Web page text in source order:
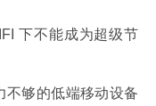
下不能成为超级节
不够的低端移动设备